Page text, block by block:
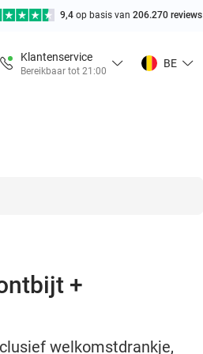
9,4 op basis van 206.270 reviews
Klantenservice
Bereikbaar tot 21:00
BE
+
welkomstdrankje,